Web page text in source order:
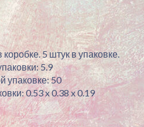
5 штук в упаковке.
5.9
упаковке: 50
0.53 x 0.38 x 0.19